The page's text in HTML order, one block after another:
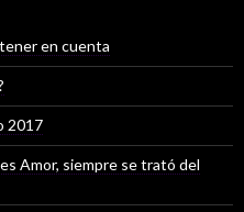
en cuenta
2017
Amor, siempre se trató del